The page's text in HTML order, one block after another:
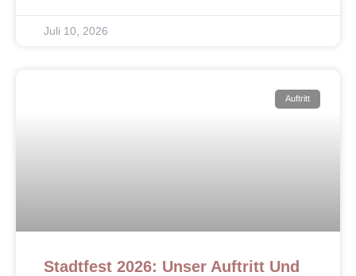
Juli 10, 2026
Auftritt
Stadtfest 2026: Unser Auftritt Und